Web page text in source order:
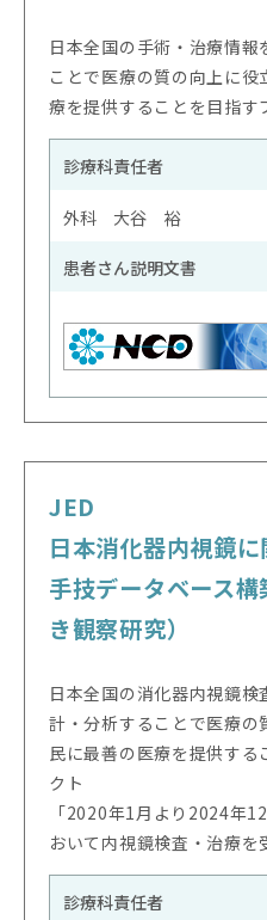
日本全国の手術・治療情
ことで医療の質の向上に
療を提供することを目指す
診療科責任者
外科 大谷 裕
患者さん説明文書
JED
日本消化器内視鏡
手技データベース
き観察研究）
日本全国の消化器内視鏡
計・分析することで医療の
民に最善の医療を提供する
クト
「2020年1月より2024年
おいて内視鏡検査・治療を
診療科責任者